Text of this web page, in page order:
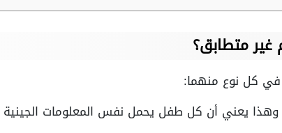
متطابق؟
في كل نوع منهما:
وهذا يعني أن كل طفل يحمل نفس المعلومات الجينية